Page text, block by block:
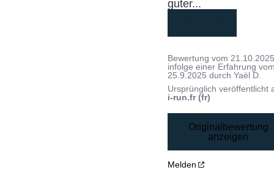
guter...
Bewertung vom
infolge einer Erfahrung
25.9.2025 durchYaël D.
Ursprünglich veröffentlicht
i-run.fr (fr)
Originalbewertung
anzeigen
Melden